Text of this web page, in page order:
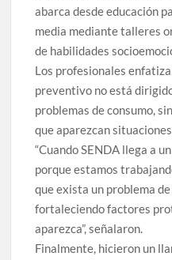
abarca desde educación
media mediante talleres
de habilidades
Los profesionales
preventivo no está
problemas de consumo,
que aparezcan
“Cuando SENDA llega a
porque estamos
que exista un problema
fortaleciendo factores
aparezca”, señalaron.
Finalmente, hicieron un